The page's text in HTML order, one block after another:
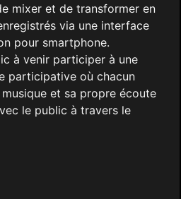
mixer et de transformer en
via une interface
pour smartphone.
à venir participer à une
participative où chacun
et sa propre écoute
le public à travers le